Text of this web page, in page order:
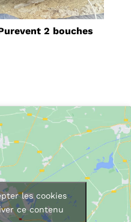
2 bouches
les cookies
ce contenu